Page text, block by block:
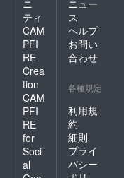
ニ
ティ
CAM
PFI
RE
Crea
tion
CAM
PFI
RE
for
Soci
al
ニュー
ス
ヘルプ
お問い
合わせ
各種規定
利用規
約
細則
プライ
バシー